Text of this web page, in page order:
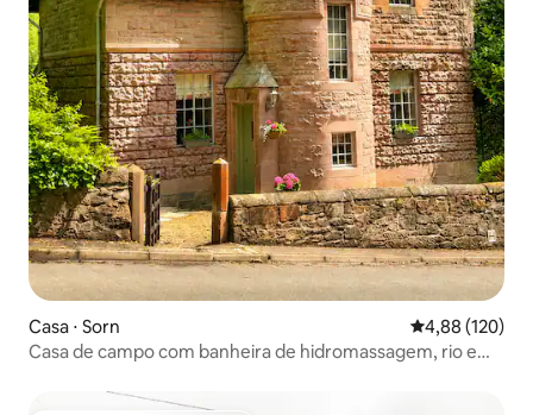
Casa ⋅ Sorn 4,88 de uma
4,88 (120)
Casa de campo com banheira de hidromassagem, rio e